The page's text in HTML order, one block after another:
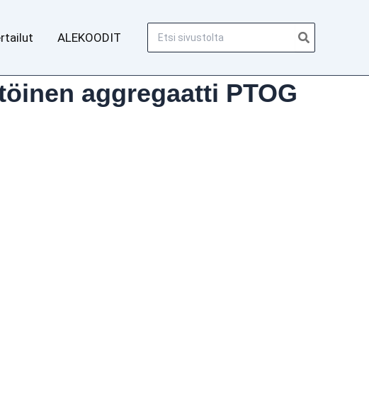
ALEKOODIT
aggregaatti PTOG